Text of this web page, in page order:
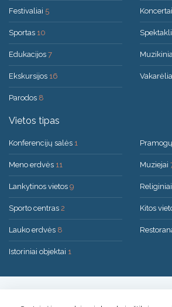
Festivaliai 5
Sportas 10
Edukacijos 7
Ekskursijos 16
Parodos 8
Koncertai
Vietos tipas
Konferencijų salės 1
Meno erdvės 11
Lankytinos vietos 9
Sporto centras 2
Lauko erdvės 8
Istoriniai objektai 1
Muziejai
Kitos